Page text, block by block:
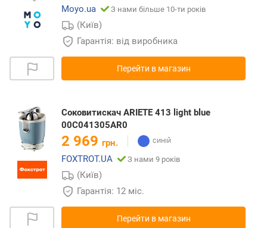
Moyo.ua
З нами більше 10-ти років
(Київ)
Гарантія: від виробника
Перейти в магазин
Соковитискач ARIETE 413 light blue
00C041305AR0
2 969 грн.
FOXTROT.UA
З нами 9 років
(Київ)
Гарантія: 12 міс.
Перейти в магазин